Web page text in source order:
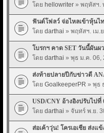
โดย hellowriter » พฤหัสฯ.
ฟันด์โฟลว์ จ่อไหลเข้าหุ้นไ
โดย darthai » พฤหัสฯ. เม.
โบรกฯ คาด SET วันนี้ผันผ
โดย darthai » พุธ ม.ค. 06,
ส่งท้ายปลายปีกับข่าวดี
โดย GoalkeeperPR » พุธ
USD/CNY อ้างอิงปรับไปที่
โดย darthai » จันทร์ พ.ย.
ส่อเค้าวุ่น! โครเอเชีย ส่งแ